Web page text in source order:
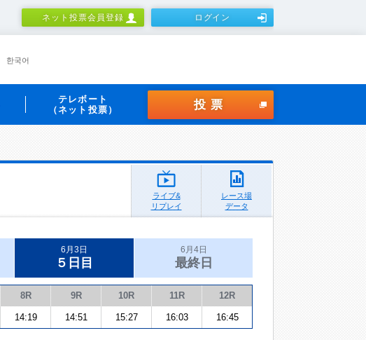
ネット投票会員登録 ログイン
한국어
テレボート
（ネット投票）
投票
ライブ&
リプレイ
レース場
データ
6月3日
５日目
6月4日
最終日
8R 9R 10R 11R 12R
14:19 14:51 15:27 16:03 16:45